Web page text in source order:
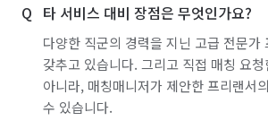
타 서비스 대비 장점은 무엇인가요?
다양한 직군의 경력을 지닌 고급 전문가
갖추고 있습니다. 그리고 직접 매칭 요
아니라, 매칭매니저가 제안한 프리랜서
수 있습니다.